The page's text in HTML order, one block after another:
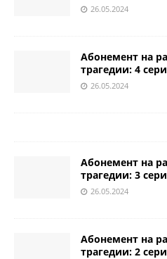
26.05.2024
Абонемент на
трагедии: 4
26.05.2024
Абонемент на
трагедии: 3
26.05.2024
Абонемент на
трагедии: 2